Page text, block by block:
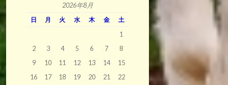
2026年8月
日 月 火 水 木 金 土
1
2
3 4 5 6 7
8
9
10 11 12 13 14
15
16
17 18 19 20 21
22